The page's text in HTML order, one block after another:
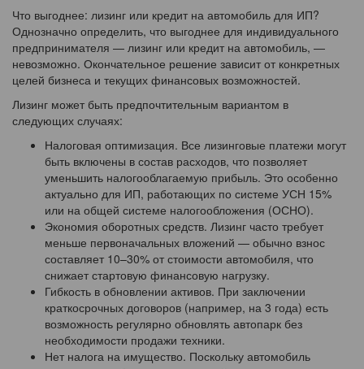
Что выгоднее: лизинг или кредит на автомобиль для ИП?
Однозначно определить, что выгоднее для индивидуального
предпринимателя — лизинг или кредит на автомобиль, —
невозможно. Окончательное решение зависит от конкретных
целей бизнеса и текущих финансовых возможностей.
Лизинг может быть предпочтительным вариантом в
следующих случаях:
Налоговая оптимизация. Все лизинговые платежи могут
быть включены в состав расходов, что позволяет
уменьшить налогооблагаемую прибыль. Это особенно
актуально для ИП, работающих по системе УСН 15%
или на общей системе налогообложения (ОСНО).
Экономия оборотных средств. Лизинг часто требует
меньше первоначальных вложений — обычно взнос
составляет 10–30% от стоимости автомобиля, что
снижает стартовую финансовую нагрузку.
Гибкость в обновлении активов. При заключении
краткосрочных договоров (например, на 3 года) есть
возможность регулярно обновлять автопарк без
необходимости продажи техники.
Нет налога на имущество. Поскольку автомобиль